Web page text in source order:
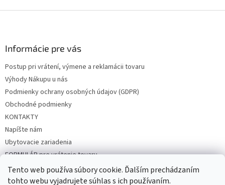
Tento web používa súbory cookie. Ďalším prechádzaním
tohto webu vyjadrujete súhlas s ich používaním.
Informácie pre vás
Postup pri vrátení, výmene a reklamácii tovaru
Výhody Nákupu u nás
Podmienky ochrany osobných údajov (GDPR)
Obchodné podmienky
KONTAKTY
Napíšte nám
Ubytovacie zariadenia
FORMULÁR pre vrátenie tovaru